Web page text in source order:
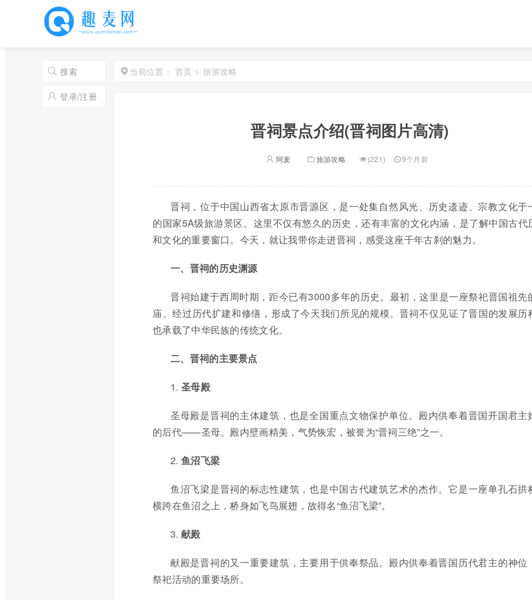
搜索
登录/注册
当前位置： 首页 > 旅游攻略
晋祠景点介绍(晋祠图片高清)
阿麦 旅游攻略 (221) 9个月前
晋祠，位于中国山西省太原市晋源区，是一处集自然风光、历史遗迹、宗教文化于
的国家5A级旅游景区。这里不仅有悠久的历史，还有丰富的文化内涵，是了解中国古代
和文化的重要窗口。今天，就让我带你走进晋祠，感受这座千年古刹的魅力。
一、晋祠的历史渊源
晋祠始建于西周时期，距今已有3000多年的历史。最初，这里是一座祭祀晋国祖先
庙。经过历代扩建和修缮，形成了今天我们所见的规模。晋祠不仅见证了晋国的发展历
也承载了中华民族的传统文化。
二、晋祠的主要景点
1. 圣母殿
圣母殿是晋祠的主体建筑，也是全国重点文物保护单位。殿内供奉着晋国开国君主
的后代——圣母。殿内壁画精美，气势恢宏，被誉为“晋祠三绝”之一。
2. 鱼沼飞梁
鱼沼飞梁是晋祠的标志性建筑，也是中国古代建筑艺术的杰作。它是一座单孔石拱
横跨在鱼沼之上，桥身如飞鸟展翅，故得名“鱼沼飞梁”。
3. 献殿
献殿是晋祠的又一重要建筑，主要用于供奉祭品。殿内供奉着晋国历代君主的神位
祭祀活动的重要场所。